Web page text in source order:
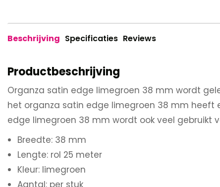
Beschrijving Specificaties Reviews
Productbeschrijving
Organza satin edge limegroen 38 mm wordt
het organza satin edge limegroen 38 mm heeft
edge limegroen 38 mm wordt ook veel gebruikt
Breedte: 38 mm
Lengte: rol 25 meter
Kleur: limegroen